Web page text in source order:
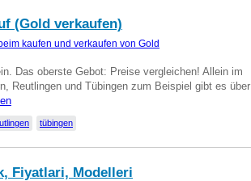
(Gold verkaufen)
kaufen und verkaufen von Gold
Das oberste Gebot: Preise vergleichen! Allein im
Reutlingen und Tübingen zum Beispiel gibt es über
tübingen
Fiyatlari, Modelleri